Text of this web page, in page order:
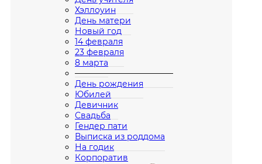
Хэллоуин
День матери
Новый год
14 февраля
23 февраля
8 марта
————————————
День рождения
Юбилей
Девичник
Свадьба
Гендер пати
Выписка из роддома
На годик
Корпоратив